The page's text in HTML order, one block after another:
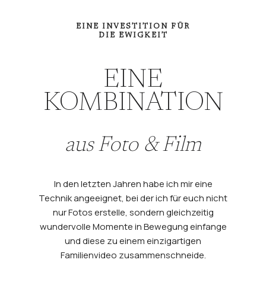
EINE INVESTITION FÜR
DIE EWIGKEIT
EINE
KOMBINATION
aus Foto & Film
In den letzten Jahren habe ich mir eine
Technik angeeignet, bei der ich für euch nicht
nur Fotos erstelle, sondern gleichzeitig
wundervolle Momente in Bewegung einfange
und diese zu einem einzigartigen
Familienvideo zusammenschneide.